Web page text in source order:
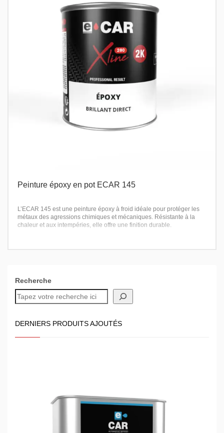
Peinture époxy en pot ECAR 145
L’ECAR 145 est une peinture époxy à froid idéale pour protéger les
métaux des agressions chimiques et mécaniques. Résistante à la
chaleur et aux intempéries, elle offre une finition durable.
Recherche
DERNIERS PRODUITS AJOUTÉS